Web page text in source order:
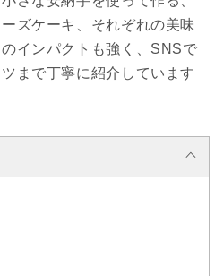
ズケーキ、それぞれの美味
インパクトも強く、SNSで
まで丁寧に紹介しています